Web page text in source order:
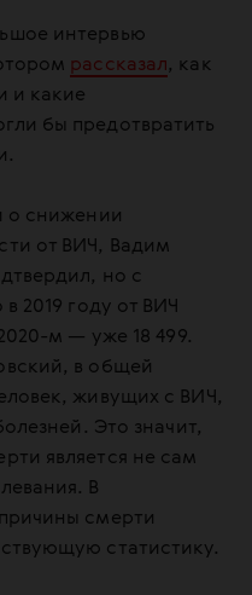
интервью
рассказал, как
и какие
бы предотвратить
о снижении
от ВИЧ, Вадим
но с
2019 году от ВИЧ
м — уже 18 499.
в общей
живущих с ВИЧ,
Это значит,
является не сам
В
смерти
статистику.